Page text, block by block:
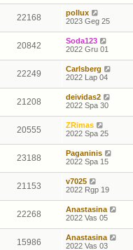
22168
pollux
2023 Geg 25
20842
Soda123
2022 Gru 01
22249
Carlsberg
2022 Lap 04
21208
deividas2
2022 Spa 30
20555
ZRimas
2022 Spa 25
23188
Paganinis
2022 Spa 15
21153
v7025
2022 Rgp 19
22268
Anastasina
2022 Vas 05
15986
Anastasina
2022 Vas 03